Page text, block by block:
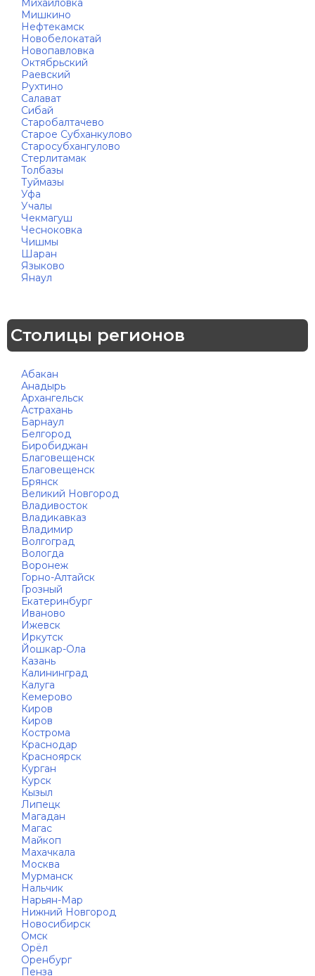
Михайловка
Мишкино
Нефтекамск
Новобелокатай
Новопавловка
Октябрьский
Раевский
Рухтино
Салават
Сибай
Старобалтачево
Старое Субханкулово
Старосубхангулово
Стерлитамак
Толбазы
Туймазы
Уфа
Учалы
Чекмагуш
Чесноковка
Чишмы
Шаран
Языково
Янаул
Столицы регионов
Абакан
Анадырь
Архангельск
Астрахань
Барнаул
Белгород
Биробиджан
Благовещенск
Благовещенск
Брянск
Великий Новгород
Владивосток
Владикавказ
Владимир
Волгоград
Вологда
Воронеж
Горно-Алтайск
Грозный
Екатеринбург
Иваново
Ижевск
Иркутск
Йошкар-Ола
Казань
Калининград
Калуга
Кемерово
Киров
Киров
Кострома
Краснодар
Красноярск
Курган
Курск
Кызыл
Липецк
Магадан
Магас
Майкоп
Махачкала
Москва
Мурманск
Нальчик
Нарьян-Мар
Нижний Новгород
Новосибирск
Омск
Орёл
Оренбург
Пенза